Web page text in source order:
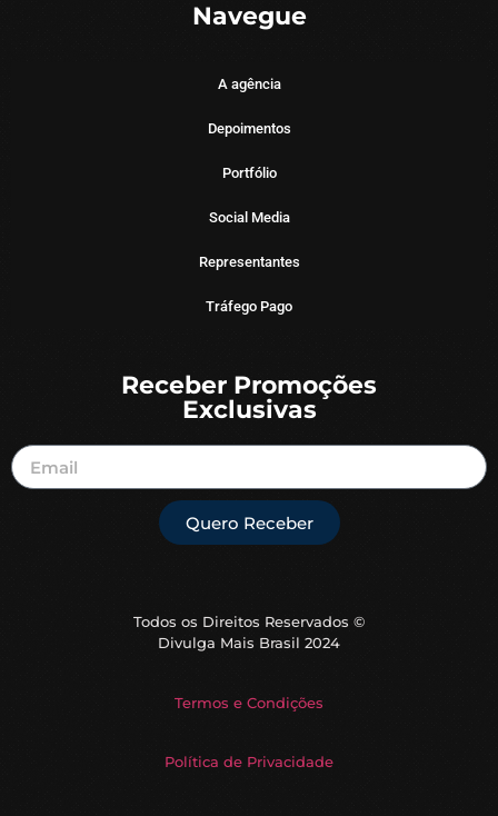
Navegue
A agência
Depoimentos
Portfólio
Social Media
Representantes
Tráfego Pago
Receber Promoções
Exclusivas
Quero Receber
Todos os Direitos Reservados ©
Divulga Mais Brasil 2024
Termos e Condições
Política de Privacidade